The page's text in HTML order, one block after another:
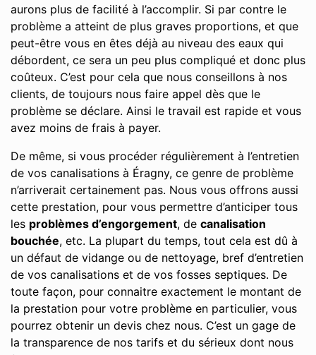
aurons plus de facilité à l’accomplir. Si par contre le
problème a atteint de plus graves proportions, et que
peut-être vous en êtes déjà au niveau des eaux qui
débordent, ce sera un peu plus compliqué et donc plus
coûteux. C’est pour cela que nous conseillons à nos
clients, de toujours nous faire appel dès que le
problème se déclare. Ainsi le travail est rapide et vous
avez moins de frais à payer.
De même, si vous procéder régulièrement à l’entretien
de vos canalisations à Éragny, ce genre de problème
n’arriverait certainement pas. Nous vous offrons aussi
cette prestation, pour vous permettre d’anticiper tous
les problèmes d’engorgement, de canalisation
bouchée, etc. La plupart du temps, tout cela est dû à
un défaut de vidange ou de nettoyage, bref d’entretien
de vos canalisations et de vos fosses septiques. De
toute façon, pour connaitre exactement le montant de
la prestation pour votre problème en particulier, vous
pourrez obtenir un devis chez nous. C’est un gage de
la transparence de nos tarifs et du sérieux dont nous